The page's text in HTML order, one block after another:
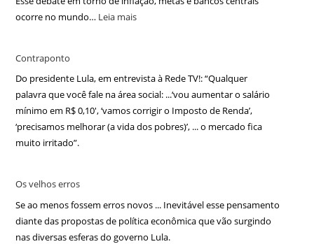
ocorre no mundo… Leia mais
Contraponto
Do presidente Lula, em entrevista à Rede TV!: “Qualquer
palavra que você fale na área social: ...‘vou aumentar o salário
mínimo em R$ 0,10′, ‘vamos corrigir o Imposto de Renda’,
‘precisamos melhorar (a vida dos pobres)’, ... o mercado fica
muito irritado”.
Os velhos erros
Se ao menos fossem erros novos ... Inevitável esse pensamento
diante das propostas de política econômica que vão surgindo
nas diversas esferas do governo Lula.